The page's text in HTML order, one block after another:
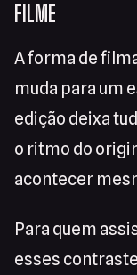
FILME
A forma de
muda para um
edição deixa
o ritmo do
acontecer
Para quem
esses